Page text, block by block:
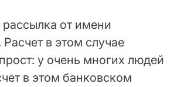
от имени
в этом случае
у очень многих людей
в этом банковском